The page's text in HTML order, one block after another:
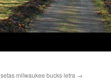
milwaukee bucks letra →